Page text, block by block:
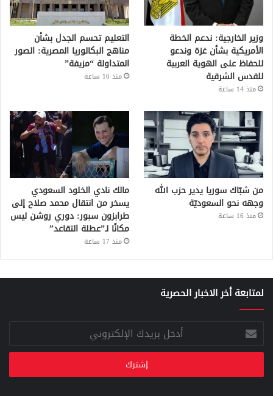
وزير الخارجية: ندعم الخطة
الأمريكية بشأن غزة وندعو
للحفاظ على الهوية العربية
للقدس الشرقية
منذ 14 ساعة
التعليم تحسم الجدل بشأن
مناهج البكالوريا المصرية: الصور
المتداولة “مزيفة”
منذ 16 ساعة
من شبّاك سوريا يدير حزب الله
وجهه نحو السعوديّة
منذ 16 ساعة
مالك نادي الخلود السعودي
يسخر من انتقال محمد صلاح إلى
طرابزون سبور: دوري روشن ليس
مكانًا لـ”عطلة التقاعد”
منذ 17 ساعة
لمتابعة أخر الاخبار الحصرية
أدخل
بريدك
الإلكتروني